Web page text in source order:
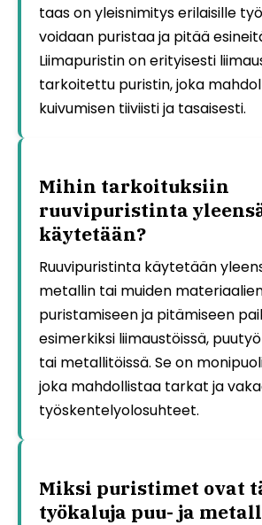
taas on yleisnimitys erilaisille
voidaan puristaa ja pitää
Liimapuristin on erityisesti
tarkoitettu puristin, joka
kuivumisen tiiviisti ja tasaisesti.
Mihin tarkoituksiin
ruuvipuristinta
käytetään?
Ruuvipuristinta käytetään
metallin tai muiden
puristamiseen ja pitämiseen
esimerkiksi liimaustöissä,
tai metallitöissä. Se on
joka mahdollistaa tarkat ja
työskentelyolosuhteet.
Miksi puristimet ovat
työkaluja puu- ja